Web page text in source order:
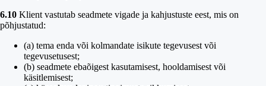
6.10 Klient vastutab seadmete vigade ja kahjustuste eest, mis on
põhjustatud:
(a) tema enda või kolmandate isikute tegevusest või
tegevusetusest;
(b) seadmete ebaõigest kasutamisest, hooldamisest või
käsitlemisest;